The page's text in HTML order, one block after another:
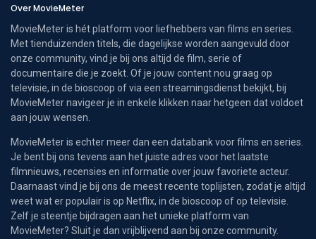
Over MovieMeter
MovieMeter is hét platform voor liefhebbers van films en series.
Met tienduizenden titels, die dagelijkse worden aangevuld door
onze community, vind je bij ons altijd de film, serie of
documentaire die je zoekt. Of je jouw content nou graag op
televisie, in de bioscoop of via een streamingsdienst bekijkt, bij
MovieMeter navigeer je in enkele klikken naar hetgeen dat voldoet
aan jouw wensen.
MovieMeter is echter meer dan een databank voor films en series.
Je bent bij ons tevens aan het juiste adres voor het laatste
filmnieuws, recensies en informatie over jouw favoriete acteur.
Daarnaast vind je bij ons de meest recente toplijsten, zodat je altijd
weet wat er populair is op Netflix, in de bioscoop of op televisie.
Zelf je steentje bijdragen aan het unieke platform van
MovieMeter? Sluit je dan vrijblijvend aan bij onze community.